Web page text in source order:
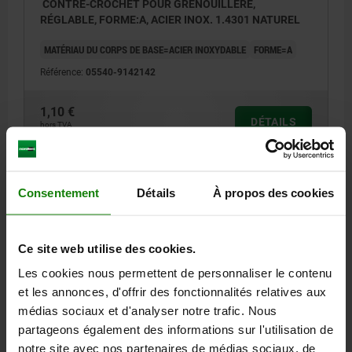
Consentement Détails À propos des cookies
Ce site web utilise des cookies.
Les cookies nous permettent de personnaliser le contenu
et les annonces, d'offrir des fonctionnalités relatives aux
médias sociaux et d'analyser notre trafic. Nous
partageons également des informations sur l'utilisation de
notre site avec nos partenaires de médias sociaux, de
CONTRE-CROCHET POUR GRENOUILLÈRE,
RÉGLABLE, FORME:A, ACIER INOX. 1.4301 NATUREL
MATÉRIAU DU CORPS DE BASE=ACIER INOXYDABLE FORME=A
Référence: 05540-9142142
1,10 €
hors TVA
DÉTAILS
DÉTAILS
CAO
TÉLÉCHARGEMENTS
D'autres clients ont